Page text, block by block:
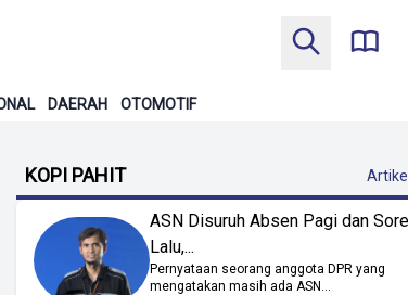
DAERAH OTOMOTIF
KOPI PAHIT
ASN Disuruh Absen Pagi dan
Lalu,...
Pernyataan seorang anggota DPR yang
mengatakan masih ada ASN...